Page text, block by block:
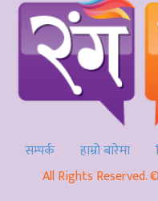
सम्पर्क हाम्रो बारेमा
All Rights Reserved.